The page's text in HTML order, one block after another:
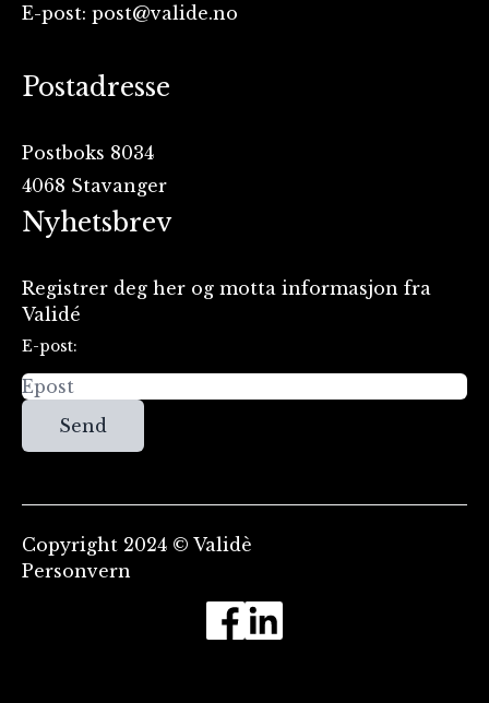
E-post: post@valide.no
Postadresse
Postboks 8034
4068 Stavanger
Nyhetsbrev
Registrer deg her og motta informasjon fra
Validé
E-post:
Send
Copyright 2024 © Validè
Personvern